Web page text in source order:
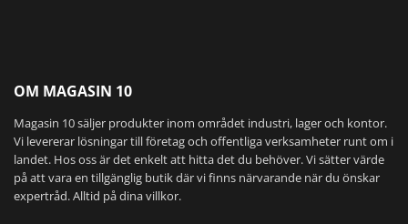
OM MAGASIN 10
Magasin 10 säljer produkter inom området industri, lager och kontor.
Vi levererar lösningar till företag och offentliga verksamheter runt om i
landet. Hos oss är det enkelt att hitta det du behöver. Vi sätter värde
på att vara en tillgänglig butik där vi finns närvarande när du önskar
expertråd. Alltid på dina villkor.